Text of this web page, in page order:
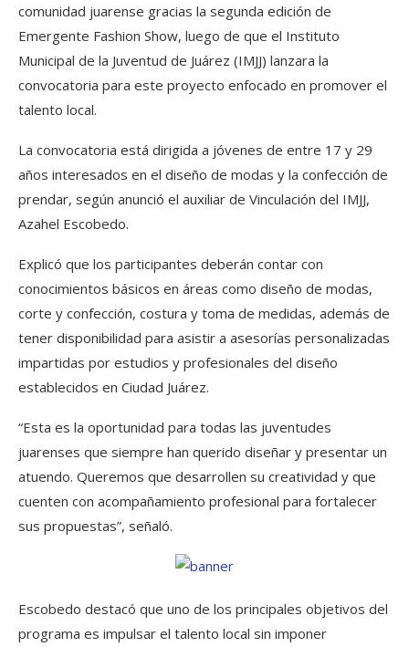
comunidad juarense gracias la segunda edición de
Emergente Fashion Show, luego de que el Instituto
Municipal de la Juventud de Juárez (IMJJ) lanzara la
convocatoria para este proyecto enfocado en promover el
talento local.
La convocatoria está dirigida a jóvenes de entre 17 y 29
años interesados en el diseño de modas y la confección de
prendar, según anunció el auxiliar de Vinculación del IMJJ,
Azahel Escobedo.
Explicó que los participantes deberán contar con
conocimientos básicos en áreas como diseño de modas,
corte y confección, costura y toma de medidas, además de
tener disponibilidad para asistir a asesorías personalizadas
impartidas por estudios y profesionales del diseño
establecidos en Ciudad Juárez.
“Esta es la oportunidad para todas las juventudes
juarenses que siempre han querido diseñar y presentar un
atuendo. Queremos que desarrollen su creatividad y que
cuenten con acompañamiento profesional para fortalecer
sus propuestas”, señaló.
Escobedo destacó que uno de los principales objetivos del
programa es impulsar el talento local sin imponer